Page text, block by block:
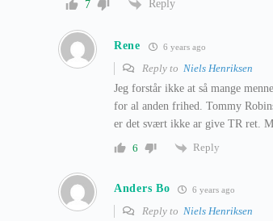
7 Reply
Rene 6 years ago
Reply to Niels Henriksen
Jeg forstår ikke at så mange
for al anden frihed. Tommy
er det svært ikke ar give TR ret.
6
Reply
Anders Bo 6 years ago
Reply to Niels Henriksen